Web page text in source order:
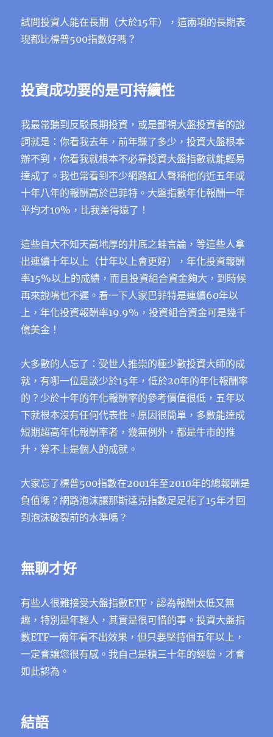
試問投資人能在長期（大於15年），這兩項的長期表
現都比標普500指數好嗎？
投資成功要的是可持續性
我最常聽到反駁長期投資，或是鄙視大盤投資者的說
詞就是：你看我去年，前年賺了多少，投資大盤根本
辦不到，你看我就根本不必靠投資大盤指數就能輕易
達成了。我也常看到不少網路紅人聲稱他的近五年或
十年八年的報酬高於巴菲特。大盤指數年化報酬一年
平均才10%，比我差得遠了！
這些自大不知天高地厚的井底之蛙言論，等這些人拿
出連續十年以上（廿年以上會更好），年化投資報酬
率15%以上的成績，而且投資組合資金夠大，到時候
再來說嘴也不遲。看一下人家巴菲特是連續60年以
上，年化投資報酬率19.9%，投資組合資金可是幾千
億美金！
大多數的人忘了：受世人推崇的極少數投資大師的成
就，有哪一位是談少於15年，低於20年的年化報酬率
的？少於十年的年化報酬率的參考價值很低，五年以
下就根本沒有任何代表性。原因很簡單，多數能達成
短期超高年化報酬率者，幾無例外，都是牛市的推
升，算不上是個人的成就。
大家忘了標普500指數在2001年至2010年的總報酬是
負值嗎？網路泡沫讓那斯達克指數足足花了15年才回
到泡沫破裂前的水準嗎？
無聊才好
有些人很難接受大盤指數ETF，認為報酬太低又無
趣，特別是年輕人，其實是很可惜的事。投資大盤指
數ETF一兩年看不出效果，但只要堅持個五年以上，
一定會讓您很有感。我自己是積三十年的經驗，才會
如此認為。
結語